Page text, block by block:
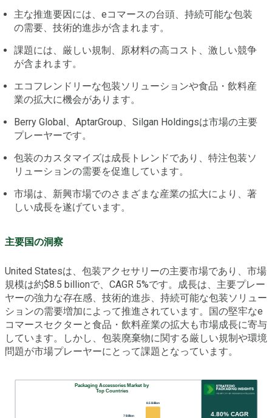
主な推進要因には、eコマースの台頭、持続可能な包装
の需要、技術的進歩が含まれます。
課題には、厳しい規制、原材料の高コスト、激しい競争
が含まれます。
エコフレンドリーな包装ソリューションや食品・飲料産
業の拡大に機会があります。
Berry Global、AptarGroup、Silgan Holdingsは市場の主要
プレーヤーです。
包装のカスタマイズは成長トレンドであり、特注包装ソ
リューションの需要を促進しています。
市場は、新興市場でのさまざまな産業の拡大により、著
しい成長を遂げています。
主要国の洞察
United Statesは、包装アクセサリーの主要市場であり、市場
規模は約$8.5 billionで、CAGR 5%です。成長は、主要プレー
ヤーの強力な存在感、技術的進歩、持続可能な包装ソリュー
ションの需要増加によって推進されています。国の堅牢なe
コマースセクターと食品・飲料産業の拡大も市場成長に寄与
しています。しかし、包装廃棄物に関する厳しい規制や環境
問題が市場プレーヤーにとって課題となっています。